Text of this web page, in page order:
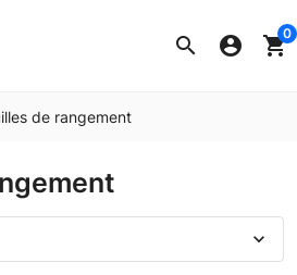
search account_circle shopping_cart0
de rangement
expand_more